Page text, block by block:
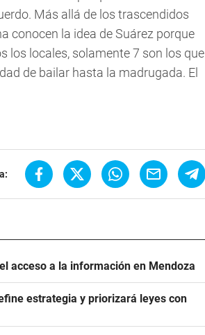
Más allá de los trascendidos
conocen la idea de Suárez porque
los locales, solamente 7 son los que
de bailar hasta la madrugada. El
acceso a la información en Mendoza
estrategia y priorizará leyes con